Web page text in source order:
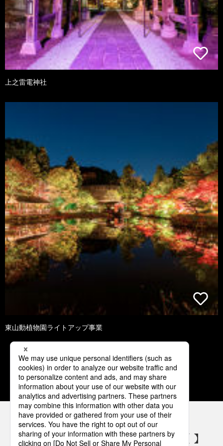
上之雷電神社
東山動植物園ライトアップ事業
1 2 3 4 5
パナソニックの電気設備 SNSアカウント